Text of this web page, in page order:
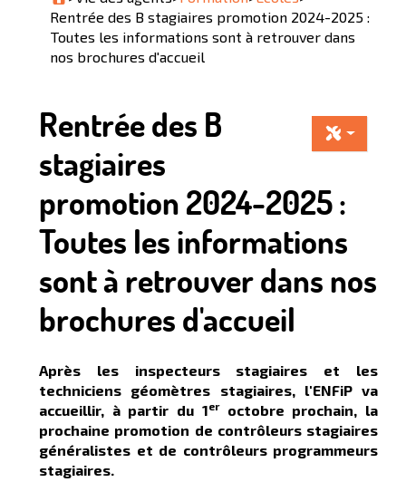
Rentrée des B stagiaires promotion 2024-2025 :
Toutes les informations sont à retrouver dans
nos brochures d'accueil
Rentrée des B
stagiaires
promotion 2024-2025 :
Toutes les informations
sont à retrouver dans nos
brochures d'accueil
Après les inspecteurs stagiaires et les
techniciens géomètres stagiaires, l'ENFiP va
accueillir, à partir du 1eroctobre prochain, la
prochaine promotion de contrôleurs stagiaires
généralistes et de contrôleurs programmeurs
stagiaires.